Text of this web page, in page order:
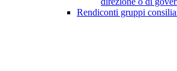
Rendiconti gruppi